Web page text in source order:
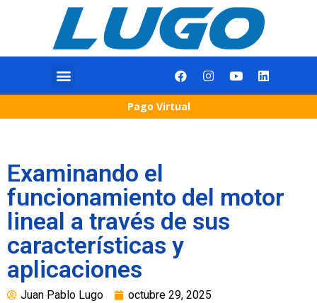
Pago Virtual
Examinando el
funcionamiento del motor
lineal a través de sus
características y
aplicaciones
Juan Pablo Lugo octubre 29, 2025